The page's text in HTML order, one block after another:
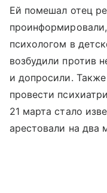
Ей помешал отец
психологом в
возбудили против
и допросили.
провести
21 марта стало
арестовали на два